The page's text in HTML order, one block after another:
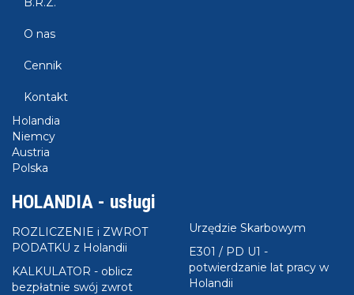
- Kliknij
KROK 2 - wydrukować obie strony;
który znajdziesz
swoim Urzędzie Skarbowym w Polsce.
O nas
Cennik
Kontakt
Holandia
Niemcy
Austria
Polska
HOLANDIA - usługi
ROZLICZENIE i ZWROT
PODATKU z Holandii
KALKULATOR - oblicz
bezpłatnie swój zwrot
Urzędzie Skarbowym
E301 / PD U1 -
potwierdzanie lat pracy w
Holandii